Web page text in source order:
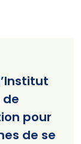
pour
de se